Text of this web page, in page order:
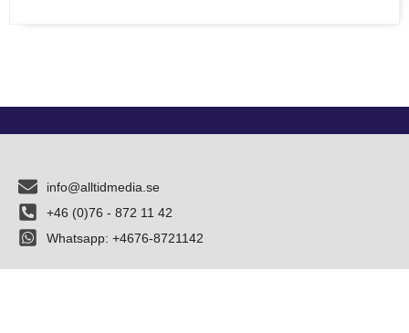
info@alltidmedia.se
+46 (0)76 - 872 11 42
Whatsapp: +4676-8721142